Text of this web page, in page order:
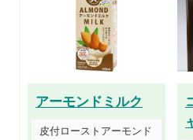
アーモンドミルク
皮付ローストアーモンド